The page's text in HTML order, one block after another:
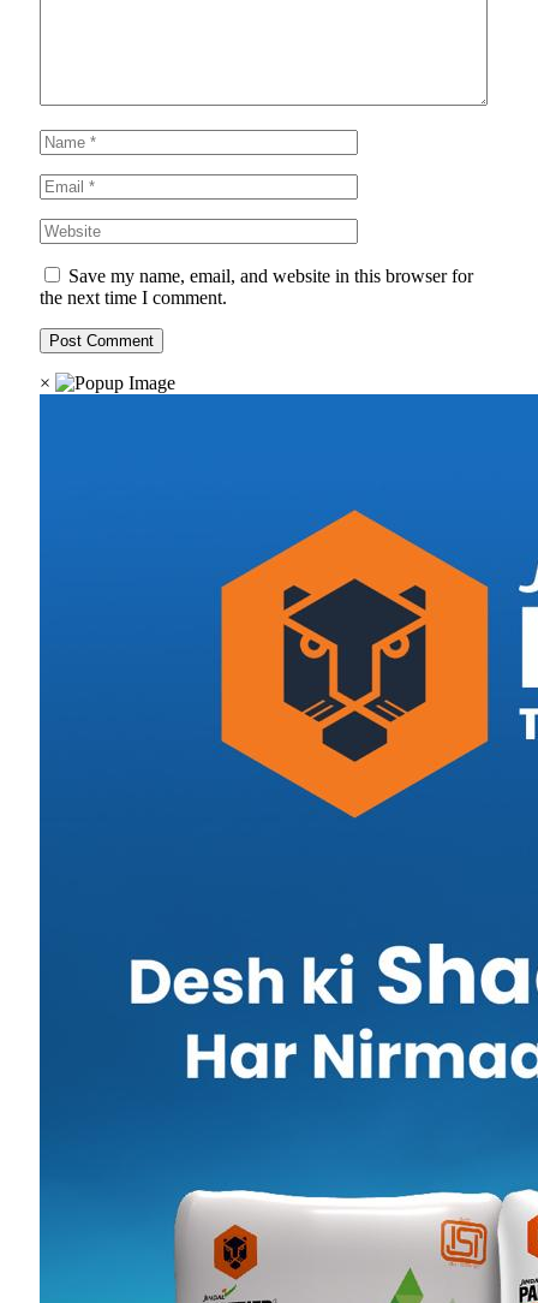
Save my name, email, and website in this browser for
the next time I comment.
×